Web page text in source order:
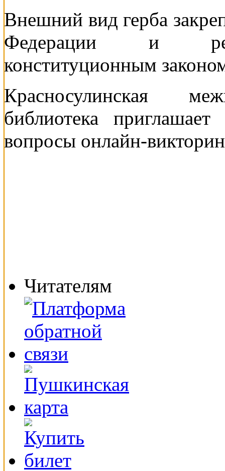
Внешний вид герба
Федерации и
конституционным
Красносулинская
библиотека
вопросы онлайн-
Читателям